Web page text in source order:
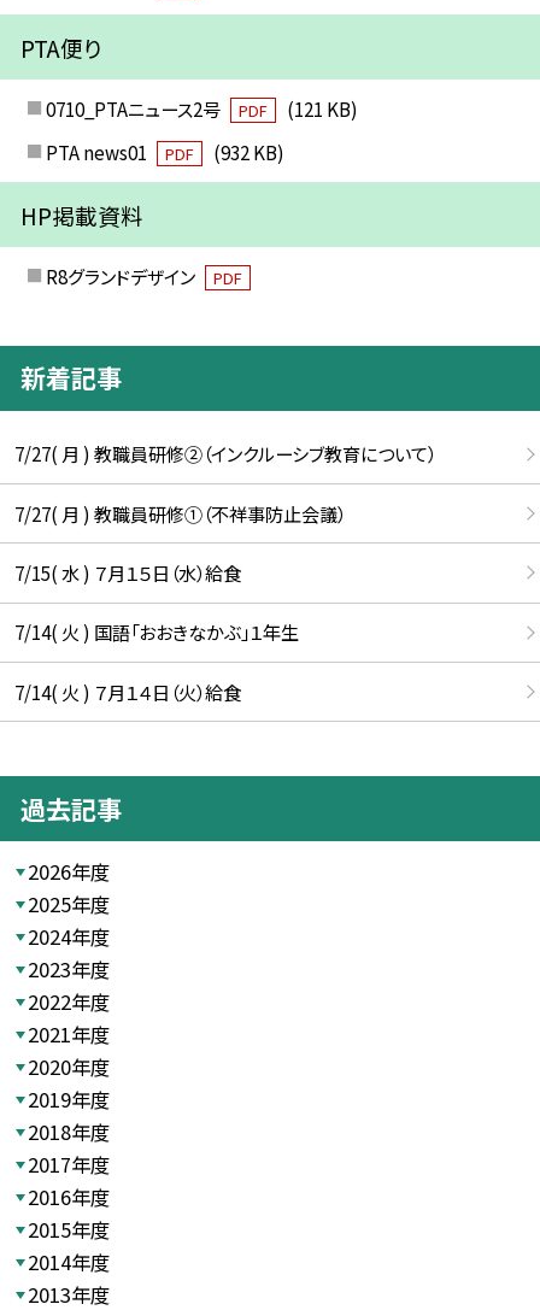
PTA便り
0710_PTAニュース2号 PDF
(121 KB)
PTA news01
PDF (932 KB)
HP掲載資料
R8グランドデザイン PDF
新着記事
7/27( 月 ) 教職員研修②（インクルーシブ教育について）
7/27( 月 ) 教職員研修①（不祥事防止会議）
7/15( 水 ) ７月１５日（水）給食
7/14( 火 ) 国語「おおきなかぶ」１年生
7/14( 火 ) ７月１４日（火）給食
過去記事
2026年度
2025年度
2024年度
2023年度
2022年度
2021年度
2020年度
2019年度
2018年度
2017年度
2016年度
2015年度
2014年度
2013年度